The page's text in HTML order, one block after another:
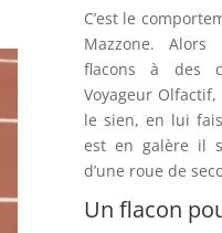
C’est le
Mazzone.
flacons à des
Voyageur
le sien, en lui
est en galère il
d’une roue de
Un flacon